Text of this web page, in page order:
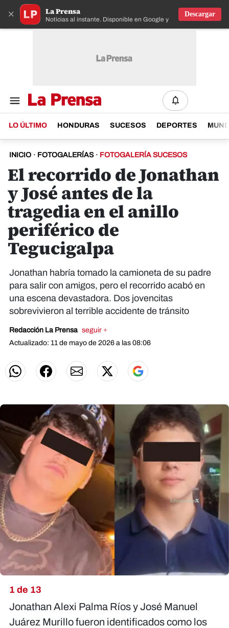
× La Prensa
Noticias al instante. Disponible en Google y IOS
Descargar
LO ÚLTIMO HONDURAS SUCESOS DEPORTES
INICIO · FOTOGALERÍAS · FOTOGALERÍA SUCESOS
El recorrido de Jonathan
y José antes de la
tragedia en el anillo
periférico de
Tegucigalpa
Jonathan habría tomado la camioneta de su padre
para salir con amigos, pero el recorrido acabó en
una escena devastadora. Dos jovencitas
sobrevivieron al terrible accidente de tránsito
Redacción La Prensa seguir +
Actualizado: 11 de mayo de 2026 a las 08:06
1 de 13
Jonathan Alexi Palma Ríos y José Manuel
Juárez Murillo fueron identificados como los
X